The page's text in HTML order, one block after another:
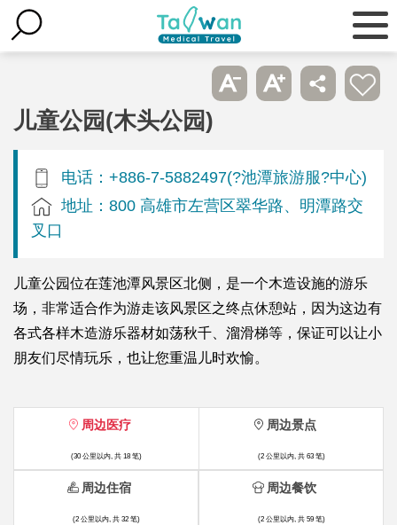
儿童公园(木头公园)
电话：+886-7-5882497(?池潭旅游服?中心)
地址：800 高雄市左营区翠华路、明潭路交
叉口
儿童公园位在莲池潭风景区北侧，是一个木造设施的游乐
场，非常适合作为游走该风景区之终点休憩站，因为这边有
各式各样木造游乐器材如荡秋千、溜滑梯等，保证可以让小
朋友们尽情玩乐，也让您重温儿时欢愉。
周边医疗
(30 公里以内, 共 18 笔)
周边景点
(2 公里以内, 共 63 笔)
周边住宿
(2 公里以内, 共 32 笔)
周边餐饮
(2 公里以内, 共 59 笔)